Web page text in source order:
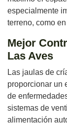
especialmente
terreno, como
Mejor
Las Aves
Las jaulas de
proporcionar un
de
sistemas de
alimentación